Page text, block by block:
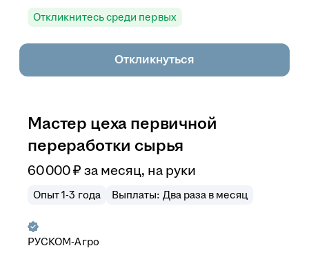
Откликнитесь среди первых
Откликнуться
Мастер цеха первичной
переработки сырья
60 000₽ за месяц, на руки
Опыт 1-3 года Выплаты: Два раза в месяц
РУСКОМ-Агро